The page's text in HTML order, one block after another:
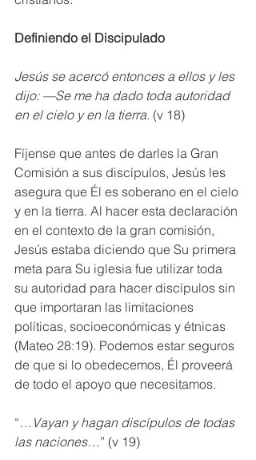
Definiendo el Discipulado
Jesús se acercó entonces a ellos y les
dijo: —Se me ha dado toda autoridad
en el cielo y en la tierra. (v 18)
Fíjense que antes de darles la Gran
Comisión a sus discípulos, Jesús les
asegura que Él es soberano en el cielo
y en la tierra. Al hacer esta declaración
en el contexto de la gran comisión,
Jesús estaba diciendo que Su primera
meta para Su iglesia fue utilizar toda
su autoridad para hacer discípulos sin
que importaran las limitaciones
políticas, socioeconómicas y étnicas
(Mateo 28:19). Podemos estar seguros
de que si lo obedecemos, Él proveerá
de todo el apoyo que necesitamos.
“… Vayan y hagan discípulos de todas
las naciones…” (v 19)